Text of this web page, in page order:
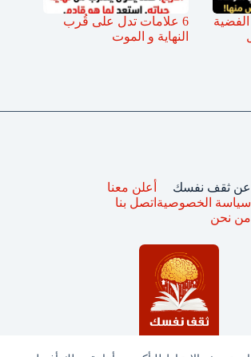
6 علامات تدل على قُرب
النهاية و الموت
عن ثقف نفسك
سياسة الخصوصية
من نحن
أعلن معنا
اتصل بنا